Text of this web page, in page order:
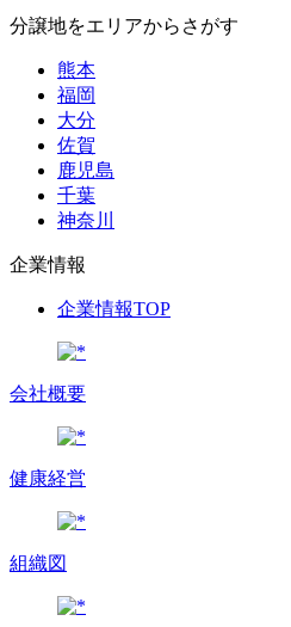
分譲地をエリアからさがす
熊本
福岡
大分
佐賀
鹿児島
千葉
神奈川
企業情報
企業情報TOP
会社概要
健康経営
組織図